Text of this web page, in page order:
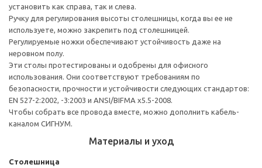
установить как справа, так и слева.
Ручку для регулирования высоты столешницы, когда вы ее не
используете, можно закрепить под столешницей.
Регулируемые ножки обеспечивают устойчивость даже на
неровном полу.
Эти столы протестированы и одобрены для офисного
использования. Они соответствуют требованиям по
безопасности, прочности и устойчивости следующих стандартов:
EN 527-2:2002, -3:2003 и ANSI/BIFMA x5.5-2008.
Чтобы собрать все провода вместе, можно дополнить кабель-
каналом СИГНУМ.
Материалы и уход
Столешница